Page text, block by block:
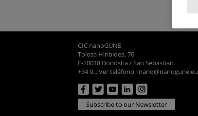
CIC nanoGUNE
Tolosa Hiribidea, 76
E-20018 Donostia / San Sebastian
+34 9... Ver teléfono · nano@nanogune.eu
Subscribe to our Newsletter